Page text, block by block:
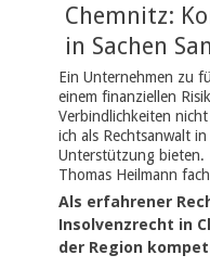
Chemnitz:
in Sachen
Ein Unternehmen zu
einem finanziellen
Verbindlichkeiten
ich als Rechtsanwalt in
Unterstützung bieten.
Thomas Heilmann
Als erfahrener
Insolvenzrecht in
der Region